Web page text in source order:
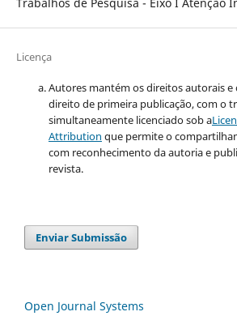
Licença
Autores mantém os direitos autorais e
direito de primeira publicação, com o
simultaneamente licenciado sob a
Attribution que permite o
com reconhecimento da autoria e
revista.
Enviar Submissão
Open Journal Systems